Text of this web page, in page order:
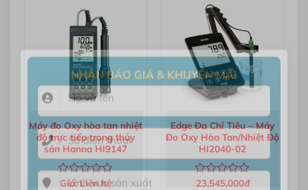
NHẬN BÁO GIÁ & KHUYẾN MÃI ×
sao
sao
Máy đo Oxy hòa tan nhiệt
độ trực tiếp trong thủy
sản Hanna HI9147
Được
Giá: Liên hệ
Edge Đa Chỉ Tiêu – Máy
Đo Oxy Hòa Tan/Nhiệt Độ
HI2040-02
Được
23,545,000đ